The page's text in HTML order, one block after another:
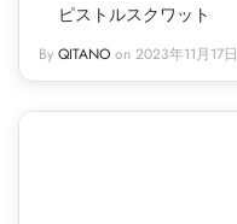
ピストルスクワット
By QITANO on 2023年11月17日